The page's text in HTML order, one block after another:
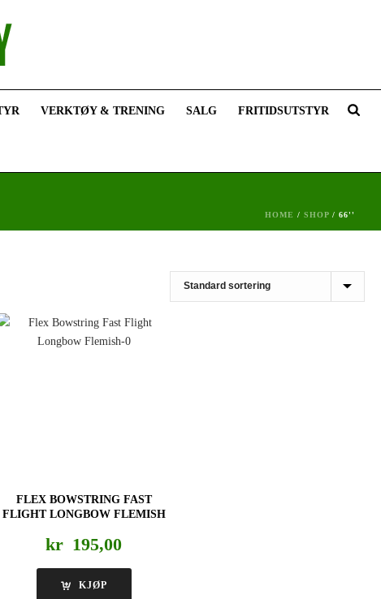
VERKTØY & TRENING SALG FRITIDSUTSTYR
HOME / SHOP / 66''
FLEX BOWSTRING FAST
FLIGHT LONGBOW FLEMISH
kr 195,00
KJØP